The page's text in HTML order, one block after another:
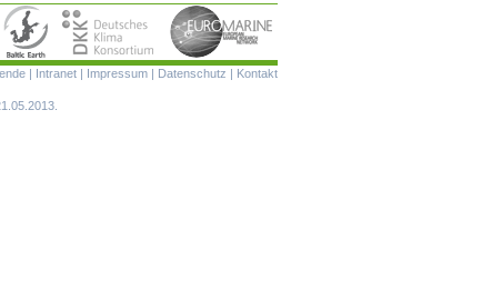
Navigation
| Intranet | Impressum | Datenschutz | Kontakt